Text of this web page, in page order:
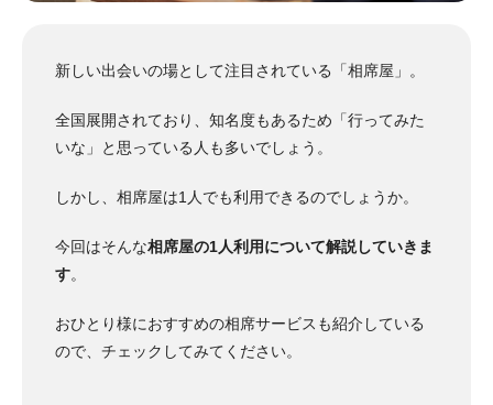
新しい出会いの場として注目されている「相席屋」。
全国展開されており、知名度もあるため「行ってみた
いな」と思っている人も多いでしょう。
しかし、相席屋は1人でも利用できるのでしょうか。
今回はそんな相席屋の1人利用について解説していきま
す。
おひとり様におすすめの相席サービスも紹介している
ので、チェックしてみてください。